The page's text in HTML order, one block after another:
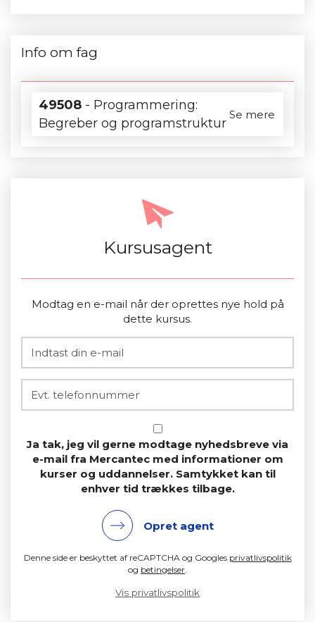
Info om fag
49508 - Programmering:
Begreber og programstruktur
Se mere
Kursusagent
Modtag en e-mail når der oprettes nye hold på
dette kursus.
Ja tak, jeg vil gerne modtage nyhedsbreve via
e-mail fra Mercantec med informationer om
kurser og uddannelser. Samtykket kan til
enhver tid trækkes tilbage.
Opret agent
Denne side er beskyttet af reCAPTCHA og Googles privatlivspolitik
og betingelser.
Vis privatlivspolitik